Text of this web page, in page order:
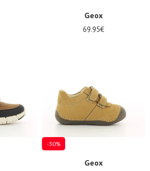
Geox
69.95€
-30%
Geox